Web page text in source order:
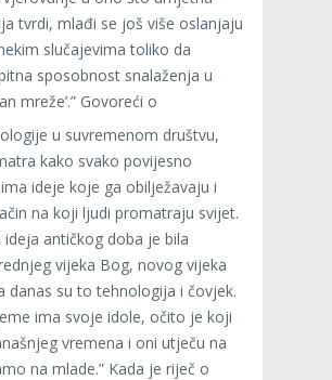
tvrdi, mlađi se još više oslanjaju
slučajevima toliko da
sposobnost snalaženja u
mreže’.” Govoreći o
u suvremenom društvu,
kako svako povijesno
ideje koje ga obilježavaju i
na koji ljudi promatraju svijet.
ideja antičkog doba je bila
vijeka Bog, novog vijeka
danas su to tehnologija i čovjek.
ima svoje idole, očito je koji
vremena i oni utječu na
na mlade.” Kada je riječ o